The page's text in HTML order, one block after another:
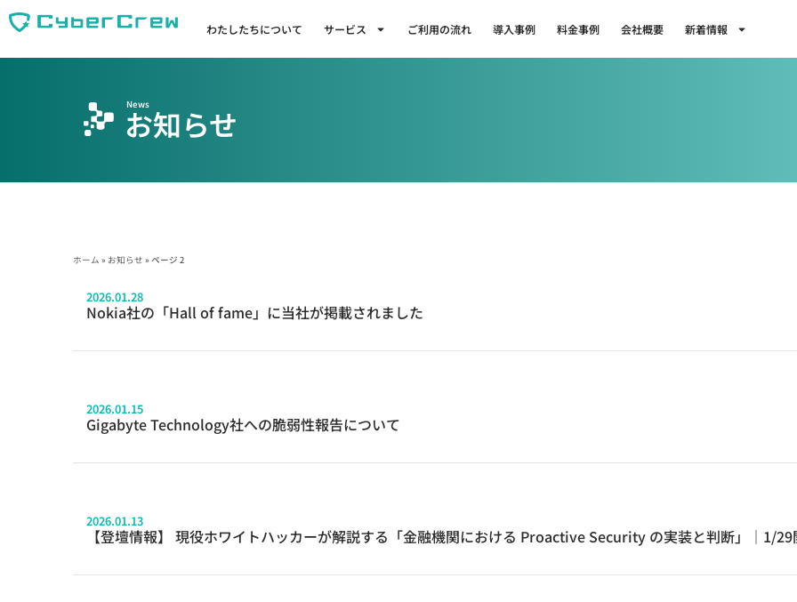
わたしたちについて サービス ご利用の流れ 導入事例 料金事例 会社概要 新着情報
お知らせ
News
ホーム » お知らせ » ページ 2
2026.01.28
Nokia社の「Hall of fame」に当社が掲載されました
2026.01.15
Gigabyte Technology社への脆弱性報告について
2026.01.13
【登壇情報】 現役ホワイトハッカーが解説する「金融機関における Proactive Security の実装と判断」｜1/